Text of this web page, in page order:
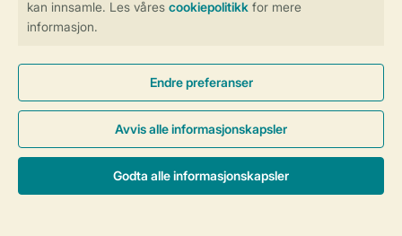
Mer info og preferanser
Generelle betingelser Persondatapolitik
Cookies og bannere
© 2026 Landal